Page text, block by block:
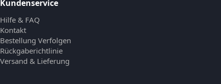
Kundenservice
Hilfe & FAQ
Kontakt
Bestellung Verfolgen
Rückgaberichtlinie
Versand & Lieferung